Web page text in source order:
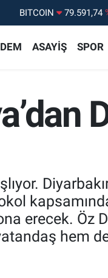
DOLAR 45,43620
BİST100
BITCOIN
79.591,74
ASAYİŞ SPOR
erecek. Öz
hem